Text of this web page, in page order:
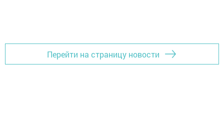
Перейти на страницу новости